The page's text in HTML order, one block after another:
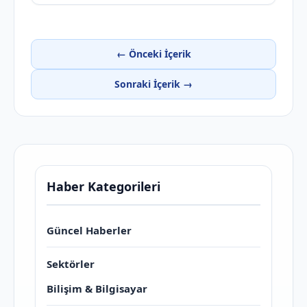
← Önceki İçerik
Sonraki İçerik →
Haber Kategorileri
Güncel Haberler
Sektörler
Bilişim & Bilgisayar